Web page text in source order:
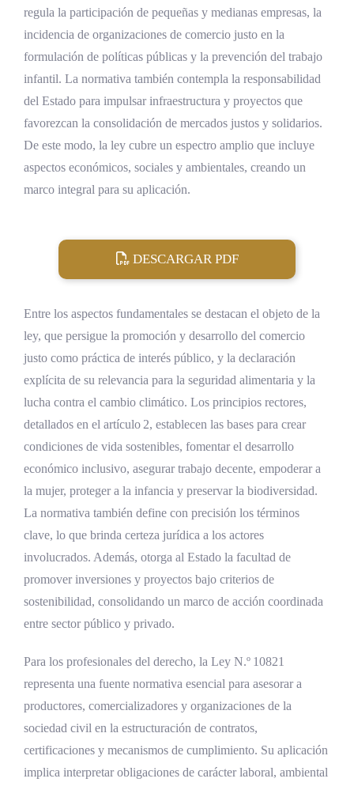
regula la participación de pequeñas y medianas empresas, la
incidencia de organizaciones de comercio justo en la
formulación de políticas públicas y la prevención del trabajo
infantil. La normativa también contempla la responsabilidad
del Estado para impulsar infraestructura y proyectos que
favorezcan la consolidación de mercados justos y solidarios.
De este modo, la ley cubre un espectro amplio que incluye
aspectos económicos, sociales y ambientales, creando un
marco integral para su aplicación.
DESCARGAR PDF
Entre los aspectos fundamentales se destacan el objeto de la
ley, que persigue la promoción y desarrollo del comercio
justo como práctica de interés público, y la declaración
explícita de su relevancia para la seguridad alimentaria y la
lucha contra el cambio climático. Los principios rectores,
detallados en el artículo 2, establecen las bases para crear
condiciones de vida sostenibles, fomentar el desarrollo
económico inclusivo, asegurar trabajo decente, empoderar a
la mujer, proteger a la infancia y preservar la biodiversidad.
La normativa también define con precisión los términos
clave, lo que brinda certeza jurídica a los actores
involucrados. Además, otorga al Estado la facultad de
promover inversiones y proyectos bajo criterios de
sostenibilidad, consolidando un marco de acción coordinada
entre sector público y privado.
Para los profesionales del derecho, la Ley N.º 10821
representa una fuente normativa esencial para asesorar a
productores, comercializadores y organizaciones de la
sociedad civil en la estructuración de contratos,
certificaciones y mecanismos de cumplimiento. Su aplicación
implica interpretar obligaciones de carácter laboral, ambiental